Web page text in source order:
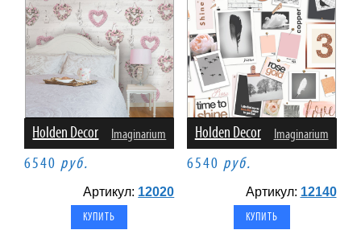
Holden Decor Imaginarium
6540 руб.
Артикул: 12020
Holden Decor Imaginarium
6540 руб.
Артикул: 12140